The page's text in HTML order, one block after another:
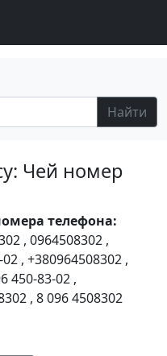
Найти
Чей номер
телефона:
, 0964508302 ,
02 , +380964508302 ,
450-83-02 ,
, 8 096 4508302